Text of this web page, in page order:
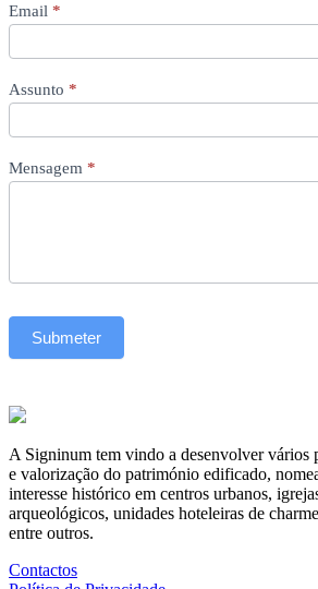
Email *
Assunto *
Mensagem *
Submeter
A Signinum tem vindo a desenvolver vários
e valorização do património edificado,
interesse histórico em centros urbanos,
arqueológicos, unidades hoteleiras de
entre outros.
Contactos